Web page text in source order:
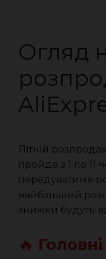
Огляд
Літній
пройде з 1 по 11
передуватиме
найбільший
знижки будуть
🔥